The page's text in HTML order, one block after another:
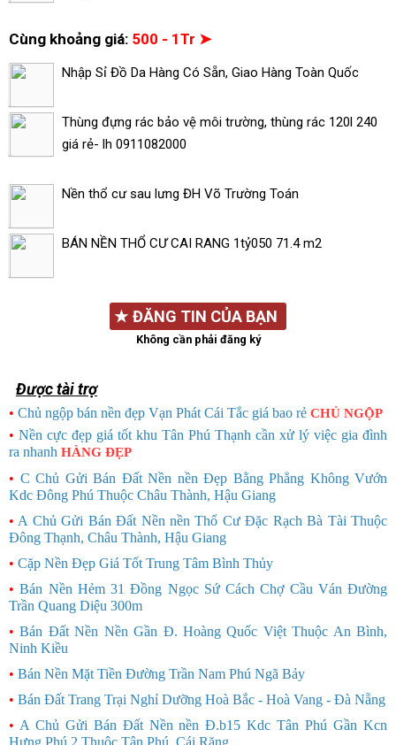
Cùng khoảng giá: 500 - 1Tr ➤
Nhập Sỉ Đồ Da Hàng Có Sẵn, Giao Hàng Toàn Quốc
Thùng đựng rác bảo vệ môi trường, thùng rác 120l 240
giá rẻ- lh 0911082000
Nền thổ cư sau lưng ĐH Võ Trường Toán
BÁN NỀN THỔ CƯ CAI RANG 1tỷ050 71.4 m2
★ ĐĂNG TIN CỦA BẠN
Không cần phải đăng ký
Được tài trợ
• Chủ ngộp bán nền đẹp Vạn Phát Cái Tắc giá bao rẻ CHỦ NGỘP
• Nền cực đẹp giá tốt khu Tân Phú Thạnh cần xử lý việc gia đình
ra nhanh HÀNG ĐẸP
• C Chủ Gửi Bán Đất Nền nền Đẹp Bằng Phẳng Không Vướn
Kdc Đông Phú Thuộc Châu Thành, Hậu Giang
• A Chủ Gửi Bán Đất Nền nền Thổ Cư Đặc Rạch Bà Tài Thuộc
Đông Thạnh, Châu Thành, Hậu Giang
• Cặp Nền Đẹp Giá Tốt Trung Tâm Bình Thủy
•Bán Nền Hẻm 31 Đồng Ngọc Sứ Cách Chợ Cầu Ván Đường
Trần Quang Diệu 300m
•Bán Đất Nền Nền Gần Đ. Hoàng Quốc Việt Thuộc An Bình,
Ninh Kiều
• Bán Nền Mặt Tiền Đường Trần Nam Phú Ngã Bảy
• Bán Đất Trang Trại Nghỉ Dưỡng Hoà Bắc - Hoà Vang - Đà Nẵng
• A Chủ Gửi Bán Đất Nền nền Đ.b15 Kdc Tân Phú Gần Kcn
Hưng Phú 2 Thuộc Tân Phú, Cái Răng